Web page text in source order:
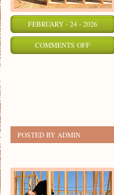
FEBRUARY - 24 - 2026
COMMENTS OFFON
POSTED BY ADMIN